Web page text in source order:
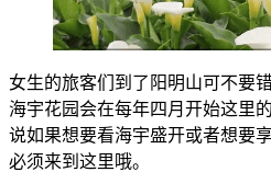
女生的旅客们到了阳明山可不要
海宇花园会在每年四月开始这里
说如果想要看海宇盛开或者想要
必须来到这里哦。